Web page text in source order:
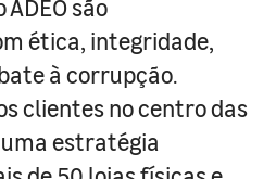
são
ética, integridade,
à corrupção.
clientes no centro das
estratégia